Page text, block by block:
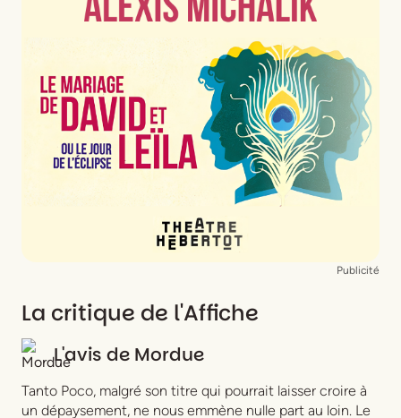
InterprétationCécile Garcia Fogel
Scénographie Luna Rauck
LumièreOlivier Oudiou
Publicité
La critique de l'Affiche
L'avis de Mordue
Tanto Poco, malgré son titre qui pourrait laisser croire à
un dépaysement, ne nous emmène nulle part au loin. Le